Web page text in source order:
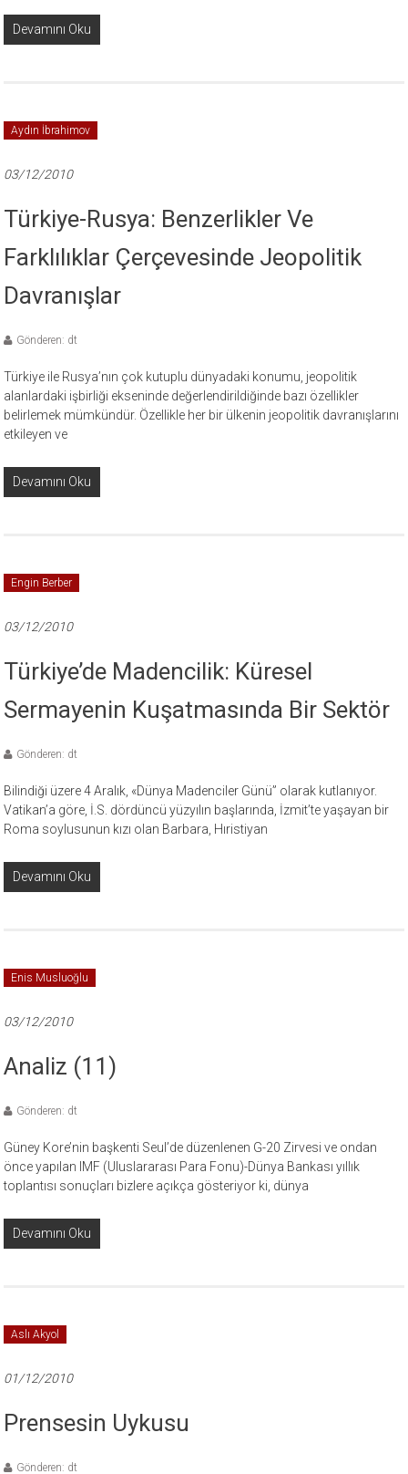
Devamını Oku
Aydın İbrahimov
03/12/2010
Türkiye-Rusya: Benzerlikler Ve
Farklılıklar Çerçevesinde Jeopolitik
Davranışlar
Gönderen: dt
Türkiye ile Rusya’nın çok kutuplu dünyadaki konumu, jeopolitik
alanlardaki işbirliği ekseninde değerlendirildiğinde bazı özellikler
belirlemek mümkündür. Özellikle her bir ülkenin jeopolitik davranışlarını
etkileyen ve
Devamını Oku
Engin Berber
03/12/2010
Türkiye’de Madencilik: Küresel
Sermayenin Kuşatmasında Bir Sektör
Gönderen: dt
Bilindiği üzere 4 Aralık, «Dünya Madenciler Günü” olarak kutlanıyor.
Vatikan’a göre, İ.S. dördüncü yüzyılın başlarında, İzmit’te yaşayan bir
Roma soylusunun kızı olan Barbara, Hıristiyan
Devamını Oku
Enis Musluoğlu
03/12/2010
Analiz (11)
Gönderen: dt
Güney Kore’nin başkenti Seul’de düzenlenen G-20 Zirvesi ve ondan
önce yapılan IMF (Uluslararası Para Fonu)-Dünya Bankası yıllık
toplantısı sonuçları bizlere açıkça gösteriyor ki, dünya
Devamını Oku
Aslı Akyol
01/12/2010
Prensesin Uykusu
Gönderen: dt